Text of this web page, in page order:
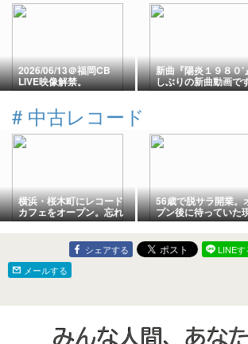
2026/06/13＠福岡CB
LIVE映像解禁。
新曲『陽炎１９８０’
しぶりの新曲動画で
# 中古レコード
横浜・桜木町にレコード
カフェをオープン。忘れ
られない初日になりまし
た
56歳で脱サラ開業。
プン後に待っていた
｜健康保険・年金手
と想定以上のご来店
謝
シェアする LINEす
メールする